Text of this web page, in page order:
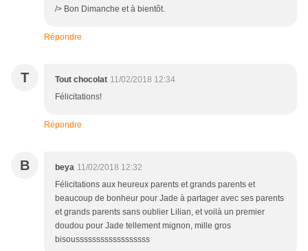
/> Bon Dimanche et à bientôt.
Répondre
T Tout chocolat 11/02/2018 12:34
Félicitations!
Répondre
B beya 11/02/2018 12:32
Félicitations aux heureux parents et grands parents et
beaucoup de bonheur pour Jade à partager avec ses parents
et grands parents sans oublier Lilian, et voilà un premier
doudou pour Jade tellement mignon, mille gros
bisoussssssssssssssssss